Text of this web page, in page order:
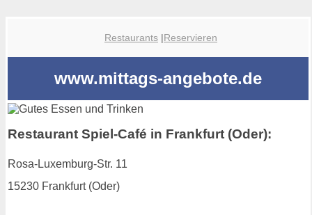
Restaurants |Reservieren
www.mittags-angebote.de
Restaurant Spiel-Café in Frankfurt (Oder):
Rosa-Luxemburg-Str. 11
15230 Frankfurt (Oder)